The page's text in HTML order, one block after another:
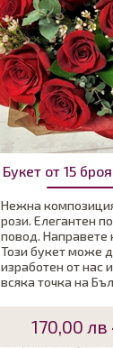
Букет от 15
Нежна
рози. Елегантен
повод. Направете
Този букет може
изработен от нас
всяка точка на
170,00 лв